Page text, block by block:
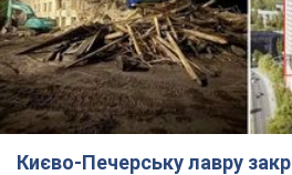
Києво-Печерську лавру